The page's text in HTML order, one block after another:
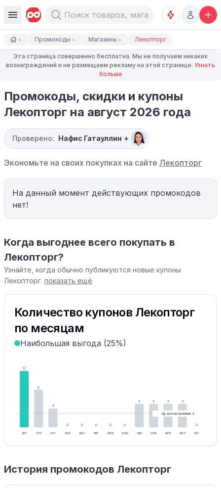
Промокоды Магазины Лекопторг
Эта страница совершенно бесплатна. Мы не получаем никаких
вознаграждений и не размещаем рекламу на этой странице. Узнать
больше
Промокоды, скидки и купоны
Лекопторг на август 2026 года
Проверено: Нафис Гатауллин +
Экономьте на своих покупках на сайте Лекопторг
На данный момент действующих промокодов
нет!
Когда выгоднее всего покупать в
Лекопторг?
Узнайте, когда обычно публикуются новые купоны
Лекопторг. показать ещё
Количество купонов Лекопторг
по месяцам
Наибольшая выгода (25%)
12
авг
8
сен
4
окт
0
ноя
0
дек
0
янв
0
фев
0
мар
5
апр
5
май
5
июн
5
июл
0
авг
Ср. кол-во купонов: 3
История промокодов Лекопторг